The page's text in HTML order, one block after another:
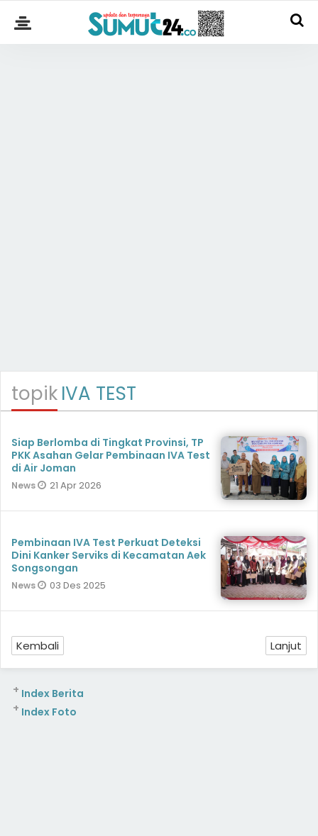
topikIVA TEST
Siap Berlomba di Tingkat Provinsi, TP
PKK Asahan Gelar Pembinaan IVA Test
di Air Joman
News 21 Apr 2026
Pembinaan IVA Test Perkuat Deteksi
Dini Kanker Serviks di Kecamatan Aek
Songsongan
News 03 Des 2025
Kembali Lanjut
Index Berita
+
Index Foto
+